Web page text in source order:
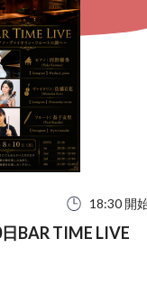
18:30 開
BAR TIME LIVE